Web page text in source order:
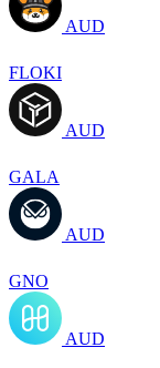
AUD
FLOKI
AUD
GALA
AUD
GNO
AUD